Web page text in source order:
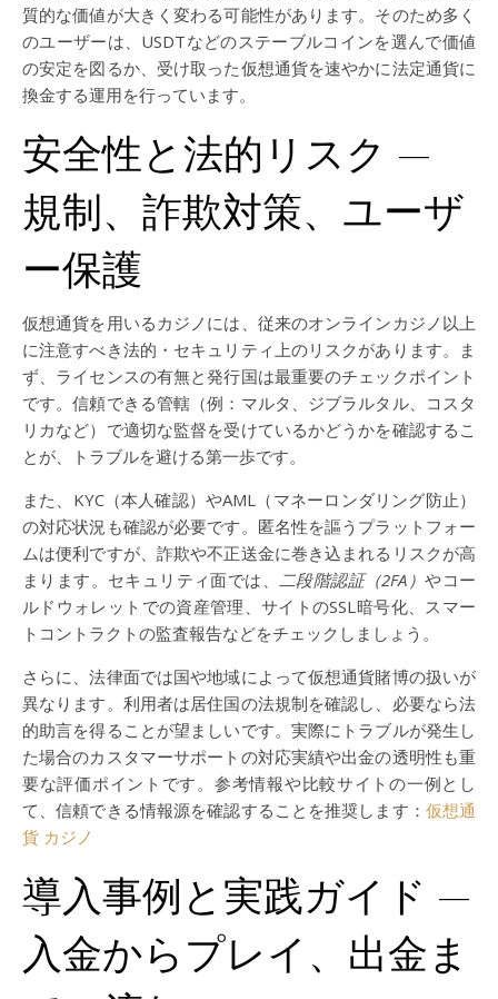
質的な価値が大きく変わる可能性があります。そのため多く
のユーザーは、USDTなどのステーブルコインを選んで価値
の安定を図るか、受け取った仮想通貨を速やかに法定通貨に
換金する運用を行っています。
安全性と法的リスク —
規制、詐欺対策、ユーザ
ー保護
仮想通貨を用いるカジノには、従来のオンラインカジノ以上
に注意すべき法的・セキュリティ上のリスクがあります。ま
ず、ライセンスの有無と発行国は最重要のチェックポイント
です。信頼できる管轄（例：マルタ、ジブラルタル、コスタ
リカなど）で適切な監督を受けているかどうかを確認するこ
とが、トラブルを避ける第一歩です。
また、KYC（本人確認）やAML（マネーロンダリング防止）
の対応状況も確認が必要です。匿名性を謳うプラットフォー
ムは便利ですが、詐欺や不正送金に巻き込まれるリスクが高
まります。セキュリティ面では、 二段階認証（2FA）やコー
ルドウォレットでの資産管理、サイトのSSL暗号化、スマー
トコントラクトの監査報告などをチェックしましょう。
さらに、法律面では国や地域によって仮想通貨賭博の扱いが
異なります。利用者は居住国の法規制を確認し、必要なら法
的助言を得ることが望ましいです。実際にトラブルが発生し
た場合のカスタマーサポートの対応実績や出金の透明性も重
要な評価ポイントです。参考情報や比較サイトの一例とし
て、信頼できる情報源を確認することを推奨します： 仮想通
貨 カジノ
導入事例と実践ガイド —
入金からプレイ、出金ま